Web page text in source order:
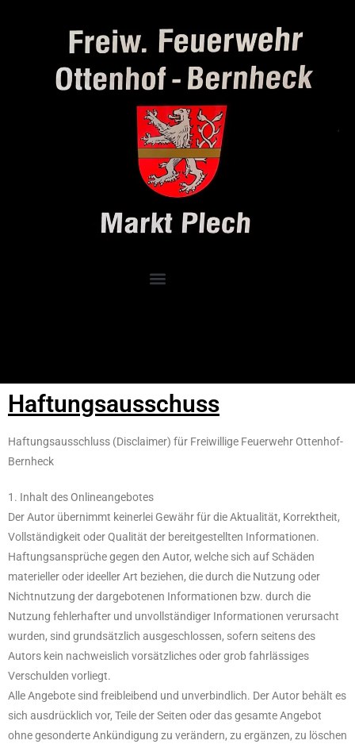
Haftungsausschuss
Haftungsausschluss (Disclaimer) für Freiwillige Feuerwehr Ottenhof-
Bernheck
1. Inhalt des Onlineangebotes
Der Autor übernimmt keinerlei Gewähr für die Aktualität, Korrektheit,
Vollständigkeit oder Qualität der bereitgestellten Informationen.
Haftungsansprüche gegen den Autor, welche sich auf Schäden
materieller oder ideeller Art beziehen, die durch die Nutzung oder
Nichtnutzung der dargebotenen Informationen bzw. durch die
Nutzung fehlerhafter und unvollständiger Informationen verursacht
wurden, sind grundsätzlich ausgeschlossen, sofern seitens des
Autors kein nachweislich vorsätzliches oder grob fahrlässiges
Verschulden vorliegt.
Alle Angebote sind freibleibend und unverbindlich. Der Autor behält es
sich ausdrücklich vor, Teile der Seiten oder das gesamte Angebot
ohne gesonderte Ankündigung zu verändern, zu ergänzen, zu löschen